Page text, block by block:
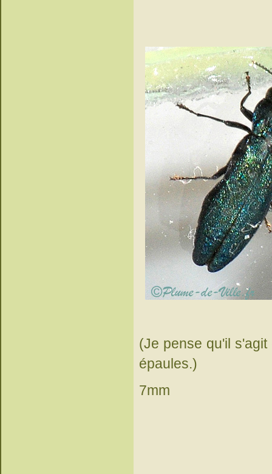
(Je pense qu'il
épaules.)
7mm